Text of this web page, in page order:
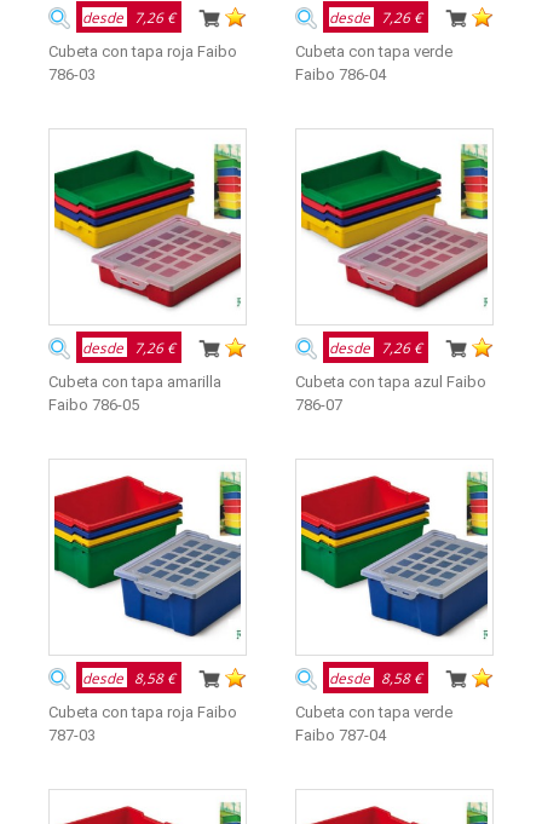
desde 7,26 €
Cubeta con tapa roja Faibo
786-03
desde 7,26 €
Cubeta con tapa verde
Faibo 786-04
desde 7,26 €
Cubeta con tapa amarilla
Faibo 786-05
desde 7,26 €
Cubeta con tapa azul Faibo
786-07
desde 8,58 €
Cubeta con tapa roja Faibo
787-03
desde 8,58 €
Cubeta con tapa verde
Faibo 787-04